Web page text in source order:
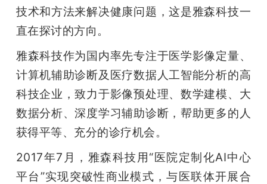
技术和方法来解决健康问题，这是雅森科技一
直在探讨的方向。
雅森科技作为国内率先专注于医学影像定量、
计算机辅助诊断及医疗数据人工智能分析的高
科技企业，致力于影像预处理、数学建模、大
数据分析、深度学习辅助诊断，帮助更多的人
获得平等、充分的诊疗机会。
2017年7月，雅森科技用“医院定制化AI中心
平台”实现突破性商业模式，与医联体开展合